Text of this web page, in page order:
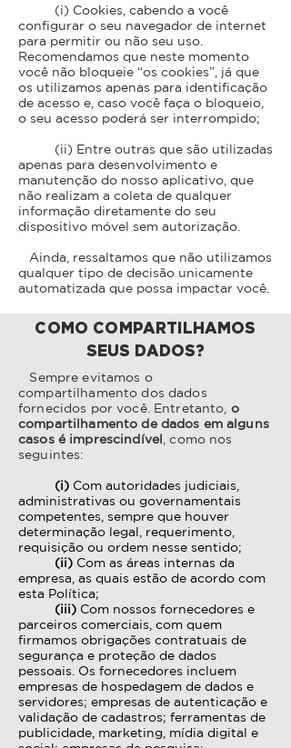
(i) Cookies, cabendo a você
configurar o seu navegador de internet
para permitir ou não seu uso.
Recomendamos que neste momento
você não bloqueie “os cookies”, já que
os utilizamos apenas para identificação
de acesso e, caso você faça o bloqueio,
o seu acesso poderá ser interrompido;
(ii) Entre outras que são utilizadas
apenas para desenvolvimento e
manutenção do nosso aplicativo, que
não realizam a coleta de qualquer
informação diretamente do seu
dispositivo móvel sem autorização.
Ainda, ressaltamos que não utilizamos
qualquer tipo de decisão unicamente
automatizada que possa impactar você.
COMO COMPARTILHAMOS
SEUS DADOS?
Sempre evitamos o
compartilhamento dos dados
fornecidos por você. Entretanto, o
compartilhamento de dados em alguns
casos é imprescindível , como nos
seguintes:
(i) Com autoridades judiciais,
administrativas ou governamentais
competentes, sempre que houver
determinação legal, requerimento,
requisição ou ordem nesse sentido;
(ii) Com as áreas internas da
empresa, as quais estão de acordo com
esta Política;
(iii) Com nossos fornecedores e
parceiros comerciais, com quem
firmamos obrigações contratuais de
segurança e proteção de dados
pessoais. Os fornecedores incluem
empresas de hospedagem de dados e
servidores; empresas de autenticação e
validação de cadastros; ferramentas de
publicidade, marketing, mídia digital e